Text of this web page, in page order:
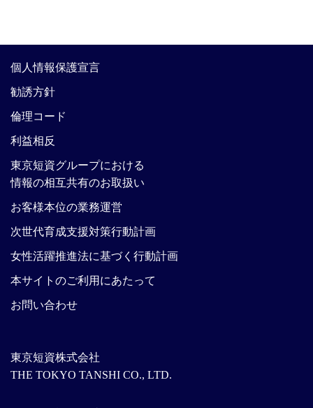
東京短資株式会社
THE TOKYO TANSHI CO., LTD.
個人情報保護宣言
勧誘方針
倫理コード
利益相反
東京短資グループにおける
情報の相互共有のお取扱い
お客様本位の業務運営
次世代育成支援対策行動計画
女性活躍推進法に基づく行動計画
本サイトのご利用にあたって
お問い合わせ